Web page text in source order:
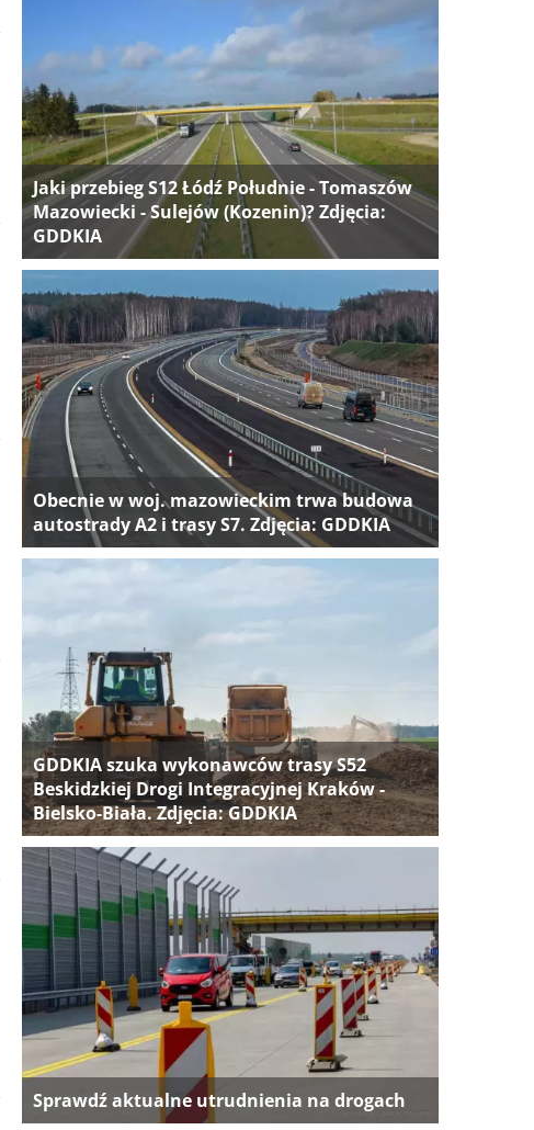
Jaki przebieg S12 Łódź Południe - Tomaszów
Mazowiecki - Sulejów (Kozenin)? Zdjęcia:
GDDKIA
Obecnie w woj. mazowieckim trwa budowa
autostrady A2 i trasy S7. Zdjęcia: GDDKIA
GDDKIA szuka wykonawców trasy S52
Beskidzkiej Drogi Integracyjnej Kraków -
Bielsko-Biała. Zdjęcia: GDDKIA
Sprawdź aktualne utrudnienia na drogach